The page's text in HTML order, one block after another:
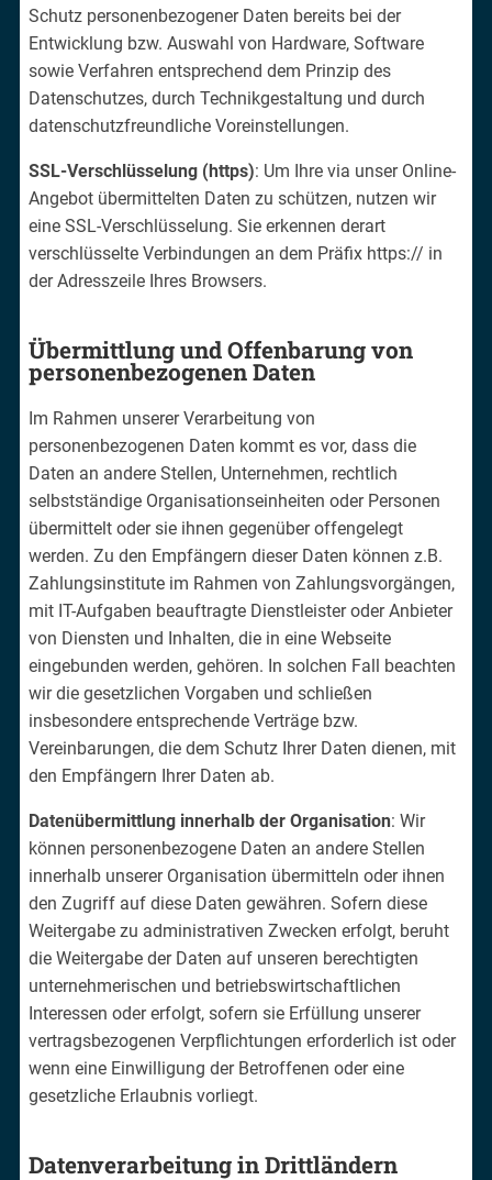
Schutz personenbezogener Daten bereits bei der
Entwicklung bzw. Auswahl von Hardware, Software
sowie Verfahren entsprechend dem Prinzip des
Datenschutzes, durch Technikgestaltung und durch
datenschutzfreundliche Voreinstellungen.
SSL-Verschlüsselung (https): Um Ihre via unser Online-
Angebot übermittelten Daten zu schützen, nutzen wir
eine SSL-Verschlüsselung. Sie erkennen derart
verschlüsselte Verbindungen an dem Präfix https:// in
der Adresszeile Ihres Browsers.
Übermittlung und Offenbarung von
personenbezogenen Daten
Im Rahmen unserer Verarbeitung von
personenbezogenen Daten kommt es vor, dass die
Daten an andere Stellen, Unternehmen, rechtlich
selbstständige Organisationseinheiten oder Personen
übermittelt oder sie ihnen gegenüber offengelegt
werden. Zu den Empfängern dieser Daten können z.B.
Zahlungsinstitute im Rahmen von Zahlungsvorgängen,
mit IT-Aufgaben beauftragte Dienstleister oder Anbieter
von Diensten und Inhalten, die in eine Webseite
eingebunden werden, gehören. In solchen Fall beachten
wir die gesetzlichen Vorgaben und schließen
insbesondere entsprechende Verträge bzw.
Vereinbarungen, die dem Schutz Ihrer Daten dienen, mit
den Empfängern Ihrer Daten ab.
Datenübermittlung innerhalb der Organisation: Wir
können personenbezogene Daten an andere Stellen
innerhalb unserer Organisation übermitteln oder ihnen
den Zugriff auf diese Daten gewähren. Sofern diese
Weitergabe zu administrativen Zwecken erfolgt, beruht
die Weitergabe der Daten auf unseren berechtigten
unternehmerischen und betriebswirtschaftlichen
Interessen oder erfolgt, sofern sie Erfüllung unserer
vertragsbezogenen Verpflichtungen erforderlich ist oder
wenn eine Einwilligung der Betroffenen oder eine
gesetzliche Erlaubnis vorliegt.
Datenverarbeitung in Drittländern